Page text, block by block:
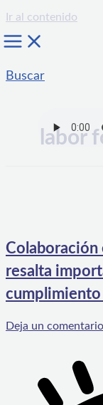
Ir al contenido
Buscar
labor
Colaboración
resalta
cumplimiento
Deja un comentario